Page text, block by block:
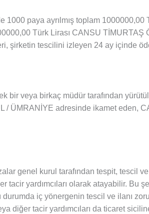
paya ayrılmış toplam
Türk Lirası CANSU
şirketin tescilini izleyen 24 ay içinde
bir veya birkaç müdür tarafından
/ ÜMRANİYE adresinde ikamet eden,
genel kurul tarafından tespit, tescil
tacir yardımcıları olarak atayabilir. Bu
iç yönergenin tescil ve ilanı
diğer tacir yardımcıları da ticaret